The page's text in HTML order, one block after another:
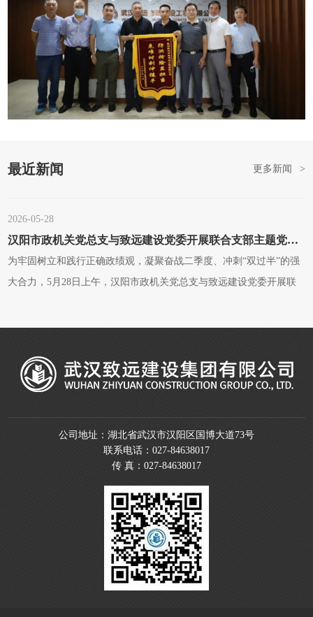
最近新闻 更多新闻 >
2026-05-28
汉阳市政机关党总支与致远建设党委开展联合支部主题党日活动
为牢固树立和践行正确政绩观，凝聚奋战二季度、冲刺“双过半”的强
大合力，5月28日上午，汉阳市政机关党总支与致远建设党委开展联
治生日”，在重温初心中砥砺党性，在回望来路中强化责任担当，让政
治仪式成为凝心铸魂的生动课堂。 随后，重点学习环节，与会党员集
要指示、给中国青年五四奖章暨新时代青年先锋奖获奖者代表的回信
公司地址：湖北省武汉市汉阳区国博大道73号
联系电话：027-84638017
传 真：027-84638017